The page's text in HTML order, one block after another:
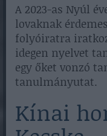
A 2023-as Nyúl
lovaknak
folyóiratra
idegen nyelvet
egy őket vonzó
tanulmányutat.
Kínai